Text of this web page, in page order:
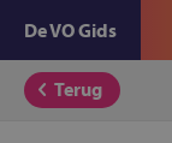
De VO Gids
Terug